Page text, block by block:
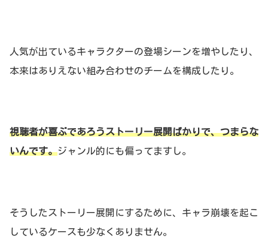
人気が出ているキャラクターの登場シーンを増やしたり、
本来はありえない組み合わせのチームを構成したり。
視聴者が喜ぶであろうストーリー展開ばかりで、つまらな
いんです。ジャンル的にも偏ってますし。
そうしたストーリー展開にするために、キャラ崩壊を起こ
しているケースも少なくありません。